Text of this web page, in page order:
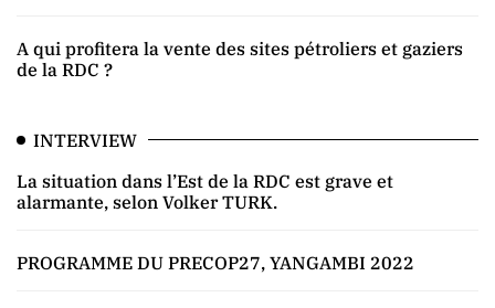
A qui profitera la vente des sites pétroliers et gaziers
de la RDC ?
INTERVIEW
La situation dans l’Est de la RDC est grave et
alarmante, selon Volker TURK.
PROGRAMME DU PRECOP27, YANGAMBI 2022